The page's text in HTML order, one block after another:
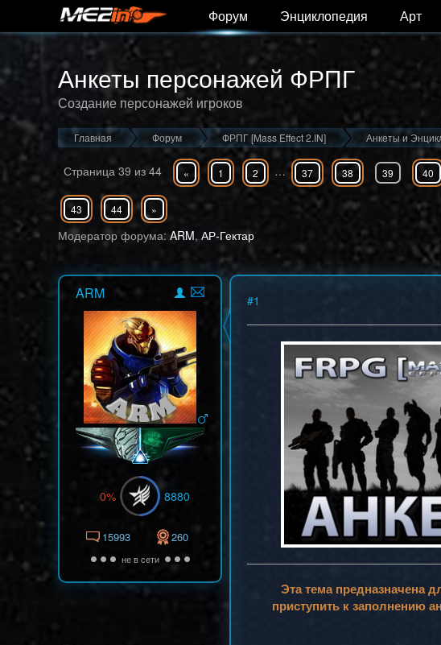
Форум Энциклопедия Арт
Анкеты персонажей ФРПГ
Создание персонажей игроков
Главная Форум ФРПГ [Mass Effect 2.IN] Анкеты и
Страница 39 из 44 « 1 2 … 37 38 39 40
43 44 »
Модератор форума: ARM, АР-Гектар
ARM
0% 8880
15993 260
не в сети
#1
Эта тема предназначена
приступить к заполнению